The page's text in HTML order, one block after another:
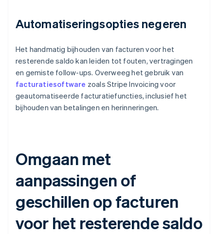
Automatiseringsopties negeren
Het handmatig bijhouden van facturen voor het
resterende saldo kan leiden tot fouten, vertragingen
en gemiste follow-ups. Overweeg het gebruik van
facturatiesoftware zoals Stripe Invoicing voor
geautomatiseerde facturatiefuncties, inclusief het
bijhouden van betalingen en herinneringen.
Omgaan met
aanpassingen of
geschillen op facturen
voor het resterende saldo